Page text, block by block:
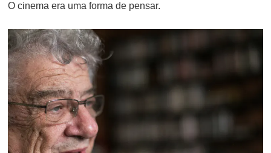
O cinema era uma forma de pensar.